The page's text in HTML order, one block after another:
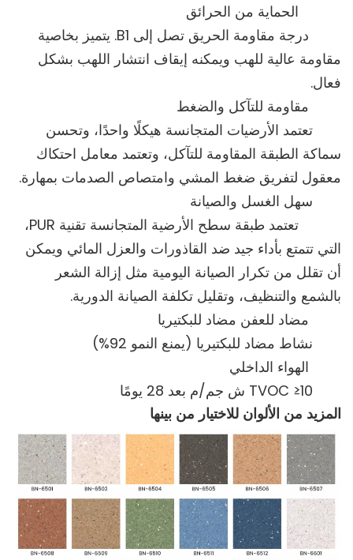
الحماية من الحرائق
درجة مقاومة الحريق تصل إلى B1. يتميز بخاصية
مقاومة عالية للهب ويمكنه إيقاف انتشار اللهب بشكل
فعال.
مقاومة للتآكل والضغط
تعتمد الأرضيات المتجانسة هيكلًا واحدًا، وتحسن
سماكة الطبقة المقاومة للتآكل، وتعتمد معامل احتكاك
معقول لتفريق ضغط المشي وامتصاص الصدمات بمهارة.
سهل الغسل والصيانة
تعتمد طبقة سطح الأرضية المتجانسة تقنية PUR،
التي تتمتع بأداء جيد ضد القاذورات والعزل المائي ويمكن
أن تقلل من تكرار الصيانة اليومية مثل إزالة الشعر
بالشمع والتنظيف، وتقليل تكلفة الصيانة الدورية.
مضاد للعفن مضاد للبكتيريا
نشاط مضاد للبكتيريا (يمنع النمو 92%)
الهواء الداخلي
المزيد من الألوان للاختيار من بينها